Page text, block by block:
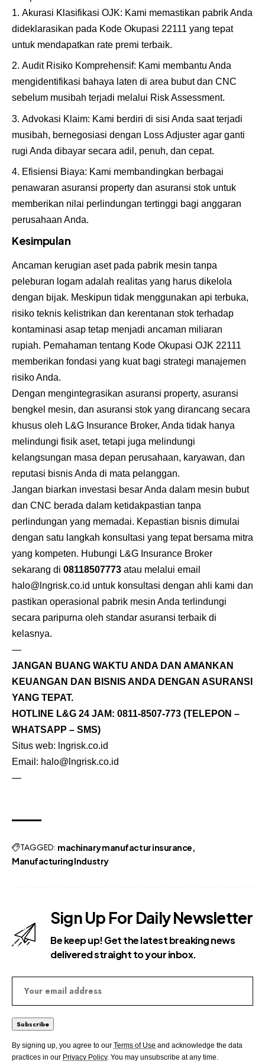
Akurasi Klasifikasi OJK: Kami memastikan pabrik Anda
dideklarasikan pada Kode Okupasi 22111 yang tepat
untuk mendapatkan rate premi terbaik.
Audit Risiko Komprehensif: Kami membantu Anda
mengidentifikasi bahaya laten di area bubut dan CNC
sebelum musibah terjadi melalui Risk Assessment.
Advokasi Klaim: Kami berdiri di sisi Anda saat terjadi
musibah, bernegosiasi dengan Loss Adjuster agar ganti
rugi Anda dibayar secara adil, penuh, dan cepat.
Efisiensi Biaya: Kami membandingkan berbagai
penawaran asuransi property dan asuransi stok untuk
memberikan nilai perlindungan tertinggi bagi anggaran
perusahaan Anda.
Kesimpulan
Ancaman kerugian aset pada pabrik mesin tanpa
peleburan logam adalah realitas yang harus dikelola
dengan bijak. Meskipun tidak menggunakan api terbuka,
risiko teknis kelistrikan dan kerentanan stok terhadap
kontaminasi asap tetap menjadi ancaman miliaran
rupiah. Pemahaman tentang Kode Okupasi OJK 22111
memberikan fondasi yang kuat bagi strategi manajemen
risiko Anda.
Dengan mengintegrasikan asuransi property, asuransi
bengkel mesin, dan asuransi stok yang dirancang secara
khusus oleh L&G Insurance Broker, Anda tidak hanya
melindungi fisik aset, tetapi juga melindungi
kelangsungan masa depan perusahaan, karyawan, dan
reputasi bisnis Anda di mata pelanggan.
Jangan biarkan investasi besar Anda dalam mesin bubut
dan CNC berada dalam ketidakpastian tanpa
perlindungan yang memadai. Kepastian bisnis dimulai
dengan satu langkah konsultasi yang tepat bersama mitra
yang kompeten. Hubungi L&G Insurance Broker
sekarang di 08118507773 atau melalui email
halo@lngrisk.co.id untuk konsultasi dengan ahli kami dan
pastikan operasional pabrik mesin Anda terlindungi
secara paripurna oleh standar asuransi terbaik di
kelasnya.
—
JANGAN BUANG WAKTU ANDA DAN AMANKAN
KEUANGAN DAN BISNIS ANDA DENGAN ASURANSI
YANG TEPAT.
HOTLINE L&G 24 JAM: 0811-8507-773 (TELEPON –
WHATSAPP – SMS)
Situs web: lngrisk.co.id
Email: halo@lngrisk.co.id
—
TAGGED: machinary manufactur insurance
Manufacturing Industry
Sign Up For Daily Newsletter
Be keep up! Get the latest breaking news
delivered straight to your inbox.
By signing up, you agree to our Terms of Use and acknowledge the data
practices in our Privacy Policy. You may unsubscribe at any time.